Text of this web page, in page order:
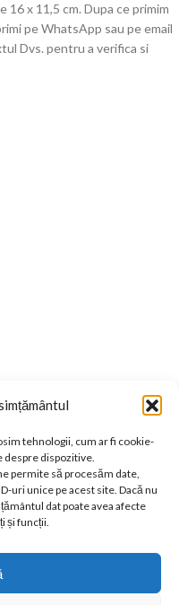
tehnologii, cum ar fi cookie-
despre dispozitive.
permite să procesăm date,
uri unice pe acest site. Dacă nu
dat poate avea afecte
și funcții.
16 x 11,5 cm. Dupa ce primim
pe WhatsApp sau pe email
Dvs. pentru a verifica si
Themes